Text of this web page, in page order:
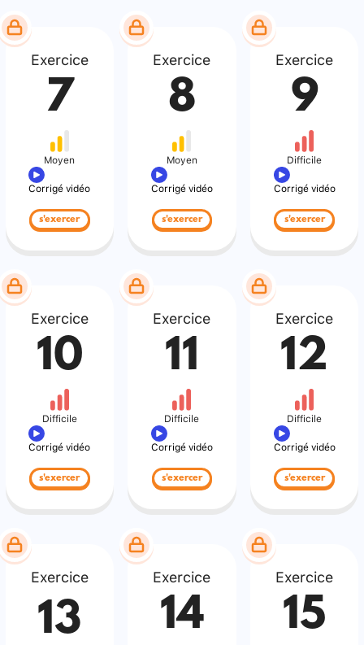
Exercice
7
Moyen
Corrigé vidéo
s'exercer
Exercice
8
Moyen
Corrigé vidéo
s'exercer
Exercice
9
Difficile
Corrigé vidéo
s'exercer
Exercice
10
Difficile
Corrigé vidéo
s'exercer
Exercice
11
Difficile
Corrigé vidéo
s'exercer
Exercice
12
Difficile
Corrigé vidéo
s'exercer
Exercice
13
Exercice
14
Exercice
15